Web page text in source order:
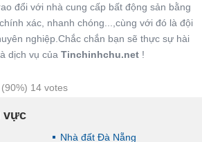
đổi với nhà cung cấp bất động sản bằng
xác, nhanh chóng...,cùng với đó là đội
nghiệp.Chắc chắn bạn sẽ thực sự hài
dịch vụ của Tinchinhchu.net !
14 votes
vực
Nhà đất Đà Nẵng